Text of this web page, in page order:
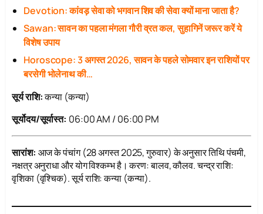
Devotion: कांवड़ सेवा को भगवान शिव की सेवा क्यों माना जाता है?
Sawan: सावन का पहला मंगला गौरी व्रत कल, सुहागिनें जरूर करें ये
विशेष उपाय
Horoscope: 3 अगस्त 2026, सावन के पहले सोमवार इन राशियों पर
बरसेगी भोलेनाथ की…
सूर्य राशि:कन्या (कन्या)
सूर्योदय/सूर्यास्त: 06:00 AM / 06:00 PM
सारांश: आज के पंचांग (28 अगस्त 2025, गुरुवार) के अनुसार तिथि पंचमी,
नक्षत्र अनुराधा और योग विश्कम्भ है। करण: बालव, कौलव. चन्द्र राशि:
वृशिका (वृश्चिक). सूर्य राशि: कन्या (कन्या).